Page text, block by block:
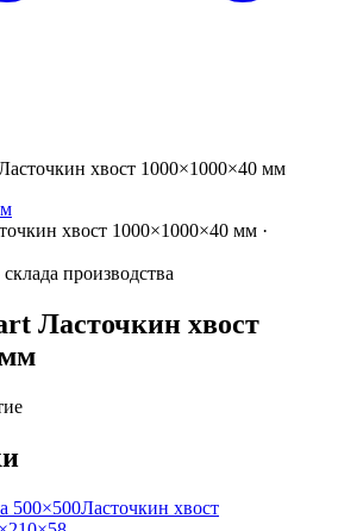
хвост 1000×1000×40 мм
производства
Ласточкин хвост
500×500Ласточкин хвост